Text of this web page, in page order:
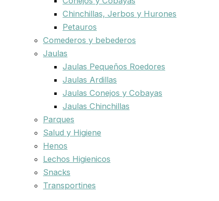
Chinchillas, Jerbos y Hurones
Petauros
Comederos y bebederos
Jaulas
Jaulas Pequeños Roedores
Jaulas Ardillas
Jaulas Conejos y Cobayas
Jaulas Chinchillas
Parques
Salud y Higiene
Henos
Lechos Higienicos
Snacks
Transportines